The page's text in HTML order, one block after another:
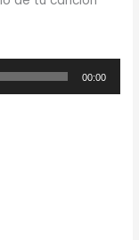
00:00